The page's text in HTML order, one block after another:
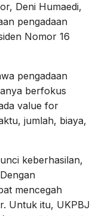
Deni Humaedi,
pengadaan
Nomor 16
pengadaan
berfokus
value for
jumlah, biaya,
keberhasilan,
mencegah
Untuk itu, UKPBJ